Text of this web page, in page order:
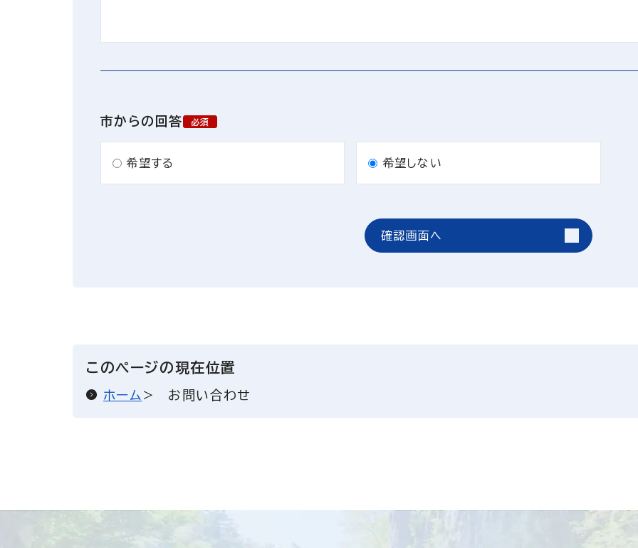
市からの回答 必須
希望する 希望しない
確認画面へ
このページの現在位置
ホーム お問い合わせ